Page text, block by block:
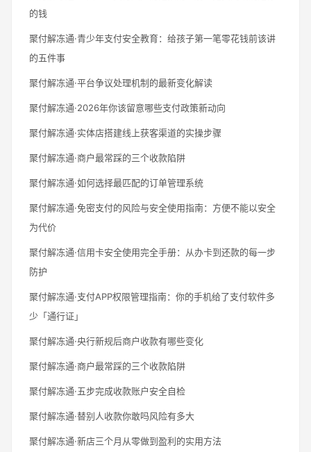
的钱
聚付解冻通·青少年支付安全教育：给孩子第一笔零花钱前该讲
的五件事
聚付解冻通·平台争议处理机制的最新变化解读
聚付解冻通·2026年你该留意哪些支付政策新动向
聚付解冻通·实体店搭建线上获客渠道的实操步骤
聚付解冻通·商户最常踩的三个收款陷阱
聚付解冻通·如何选择最匹配的订单管理系统
聚付解冻通·免密支付的风险与安全使用指南：方便不能以安全
为代价
聚付解冻通·信用卡安全使用完全手册：从办卡到还款的每一步
防护
聚付解冻通·支付APP权限管理指南：你的手机给了支付软件多
少「通行证」
聚付解冻通·央行新规后商户收款有哪些变化
聚付解冻通·商户最常踩的三个收款陷阱
聚付解冻通·五步完成收款账户安全自检
聚付解冻通·替别人收款你敢吗风险有多大
聚付解冻通·新店三个月从零做到盈利的实用方法